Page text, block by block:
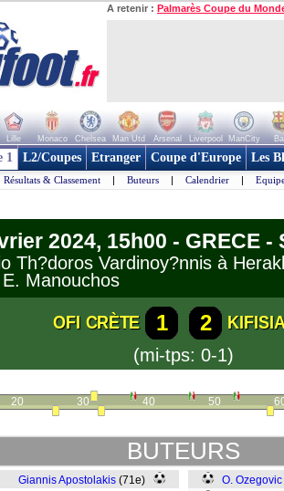
A retenir : Palmarès Coupe du
Lille Monaco Chelsea Man Utd Arsenal Liverpool ManCity
1 L2/Coupes Etranger Coupe d'Europe Les
Résultats & Classement | Buteurs | Calendrier |
2024, 15h00 - GRECE -
Th?doros Vardinoy?nnis à
E. Manouchos
OFI CRÈTE 1 2
(mi-tps: 0-1)
20 30 40 50
BUTEURS
Giannis Apostolakis (71e) O. Ozegovic